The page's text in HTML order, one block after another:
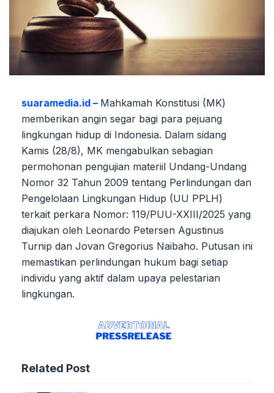
suaramedia.id – Mahkamah Konstitusi (MK)
memberikan angin segar bagi para pejuang
lingkungan hidup di Indonesia. Dalam sidang
Kamis (28/8), MK mengabulkan sebagian
permohonan pengujian materiil Undang-Undang
Nomor 32 Tahun 2009 tentang Perlindungan dan
Pengelolaan Lingkungan Hidup (UU PPLH)
terkait perkara Nomor: 119/PUU-XXIII/2025 yang
diajukan oleh Leonardo Petersen Agustinus
Turnip dan Jovan Gregorius Naibaho. Putusan ini
memastikan perlindungan hukum bagi setiap
individu yang aktif dalam upaya pelestarian
lingkungan.
Related Post